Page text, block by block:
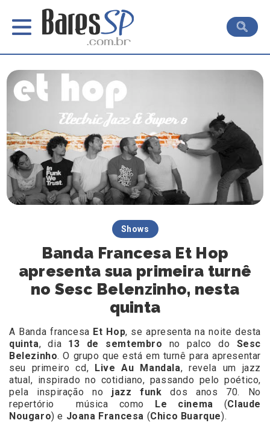
Shows
Banda Francesa Et Hop
apresenta sua primeira turnê
no Sesc Belenzinho, nesta
quinta
A Banda francesa Et Hop, se apresenta na noite desta
quinta, dia 13 de semtembro no palco do Sesc
Belezinho. O grupo que está em turnê para apresentar
seu primeiro cd,
Live Au Mandala, revela um jazz
atual, inspirado no cotidiano, passando pelo poético,
pela inspiração no jazz funk dos anos 70. No
repertório música como
Le cinema (Claude
Nougaro) e Joana Francesa (Chico Buarque).